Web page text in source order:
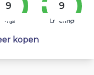
9
Prijs
9
Levering
kopen